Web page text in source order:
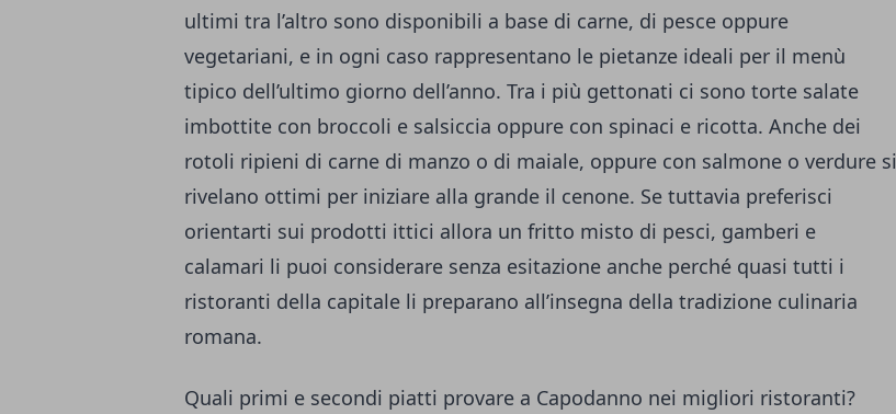
ultimi tra l’altro sono disponibili a base di carne, di pesce oppure
vegetariani, e in ogni caso rappresentano le pietanze ideali per il menù
tipico dell’ultimo giorno dell’anno. Tra i più gettonati ci sono torte salate
imbottite con broccoli e salsiccia oppure con spinaci e ricotta. Anche dei
rotoli ripieni di carne di manzo o di maiale, oppure con salmone o verdure si
rivelano ottimi per iniziare alla grande il cenone. Se tuttavia preferisci
orientarti sui prodotti ittici allora un fritto misto di pesci, gamberi e
calamari li puoi considerare senza esitazione anche perché quasi tutti i
ristoranti della capitale li preparano all’insegna della tradizione culinaria
romana.
Quali primi e secondi piatti provare a Capodanno nei migliori ristoranti?